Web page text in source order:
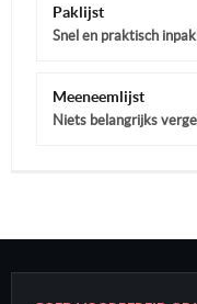
Paklijst
Snel en praktisch
Meeneemlijst
Niets belangrijks